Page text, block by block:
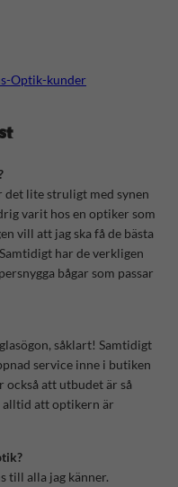
det lite struligt med synen
varit hos en optiker som
vill att jag ska få de bästa
har de verkligen
bågar som passar
såklart! Samtidigt
service inne i butiken
också att utbudet är så
alltid att optikern är
till alla jag känner.